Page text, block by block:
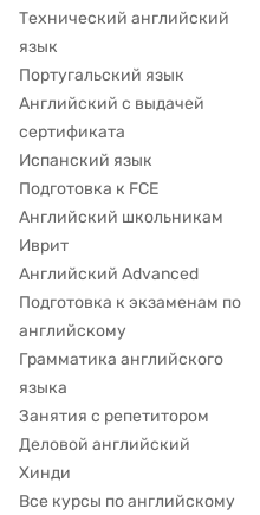
Технический английский
язык
Португальский язык
Английский с выдачей
сертификата
Испанский язык
Подготовка к FCE
Английский школьникам
Иврит
Английский Advanced
Подготовка к экзаменам по
английскому
Грамматика английского
языка
Занятия с репетитором
Деловой английский
Хинди
Все курсы по английскому